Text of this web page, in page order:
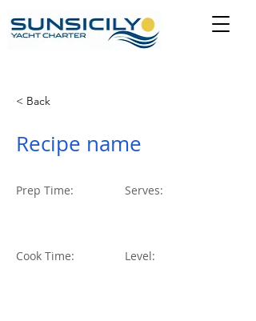
< Back
Recipe name
Prep Time:
Cook Time:
Serves:
Level: